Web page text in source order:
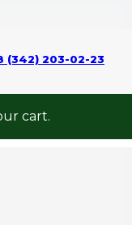
(342) 203-02-23
cart.